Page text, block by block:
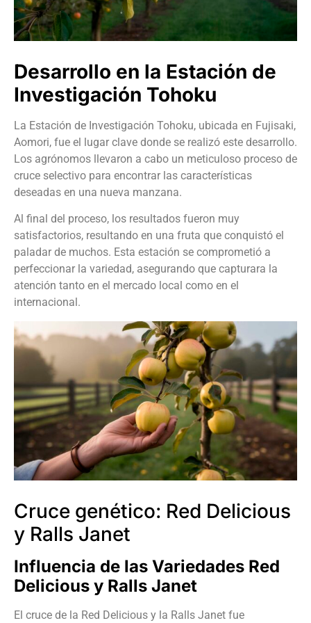
Desarrollo en la Estación de
Investigación Tohoku
La Estación de Investigación Tohoku, ubicada en Fujisaki,
Aomori, fue el lugar clave donde se realizó este desarrollo.
Los agrónomos llevaron a cabo un meticuloso proceso de
cruce selectivo para encontrar las características
deseadas en una nueva manzana.
Al final del proceso, los resultados fueron muy
satisfactorios, resultando en una fruta que conquistó el
paladar de muchos. Esta estación se comprometió a
perfeccionar la variedad, asegurando que capturara la
atención tanto en el mercado local como en el
internacional.
Cruce genético: Red Delicious
y Ralls Janet
Influencia de las Variedades Red
Delicious y Ralls Janet
El cruce de la Red Delicious y la Ralls Janet fue